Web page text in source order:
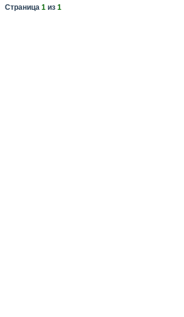
Страница 1 из 1